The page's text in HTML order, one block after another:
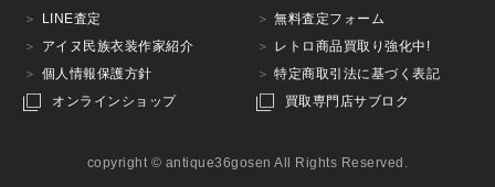
LINE査定
無料査定フォーム
アイヌ民族衣装作家紹介
レトロ商品買取り強化中!
個人情報保護方針
特定商取引法に基づく表記
オンラインショップ
買取専門店サブロク
copyright © antique36gosen All Rights Reserved.